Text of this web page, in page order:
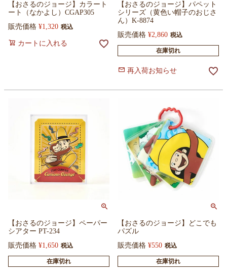
【おさるのジョージ】カラート
ート（なかよし）CGAP305
販売価格 ¥1,320 税込
カートに入れる
【おさるのジョージ】パペット
シリーズ（黄色い帽子のおじさ
ん）K-8874
販売価格 ¥2,860 税込
在庫切れ
再入荷お知らせ
【おさるのジョージ】ペーパー
シアター PT-234
販売価格 ¥1,650 税込
在庫切れ
【おさるのジョージ】どこでも
パズル
販売価格 ¥550 税込
在庫切れ